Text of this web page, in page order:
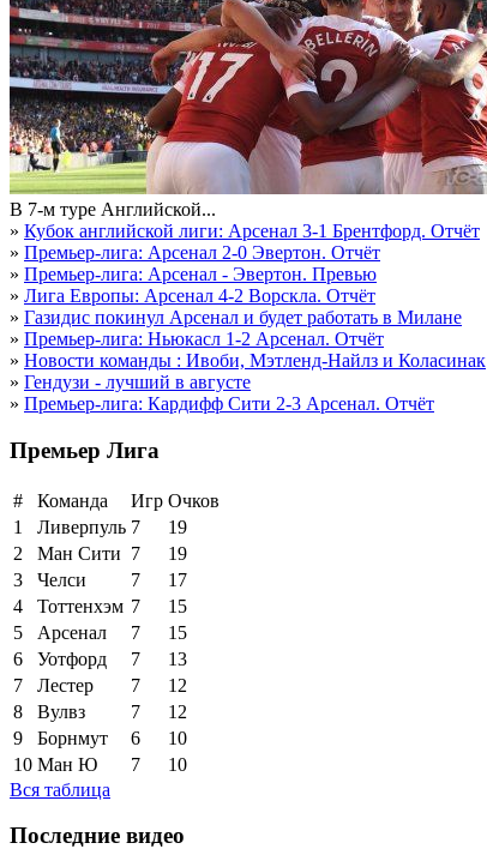
В 7-м туре Английской...
» Кубок английской лиги: Арсенал 3-1 Брентфорд. Отчёт
» Премьер-лига: Арсенал 2-0 Эвертон. Отчёт
» Премьер-лига: Арсенал - Эвертон. Превью
» Лига Европы: Арсенал 4-2 Ворскла. Отчёт
» Газидис покинул Арсенал и будет работать в Милане
» Премьер-лига: Ньюкасл 1-2 Арсенал. Отчёт
» Новости команды : Ивоби, Мэтленд-Найлз и Коласинак
» Гендузи - лучший в августе
» Премьер-лига: Кардифф Сити 2-3 Арсенал. Отчёт
Премьер Лига
# Команда Игр Очков
1
Ливерпуль 7
19
2
Ман Сити 7
19
3
Челси 7
17
4
Тоттенхэм 7
15
5
Арсенал 7
15
6
Уотфорд 7
13
7
Лестер 7
12
8
Вулвз 7
12
9
Борнмут 6
10
10 Ман Ю 7
10
Вся таблица
Последние видео